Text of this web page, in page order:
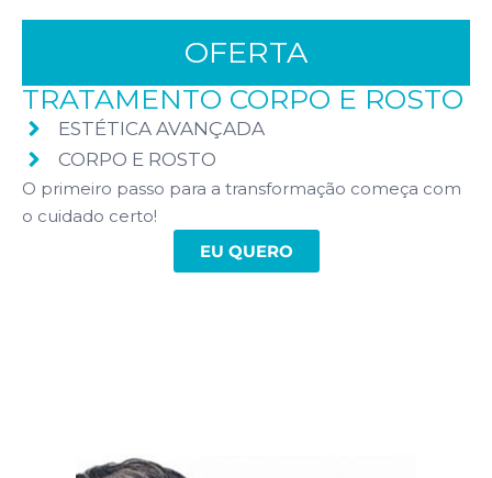
OFERTA
TRATAMENTO CORPO E ROSTO
ESTÉTICA AVANÇADA
CORPO E ROSTO
O primeiro passo para a transformação começa com
o cuidado certo!
EU QUERO